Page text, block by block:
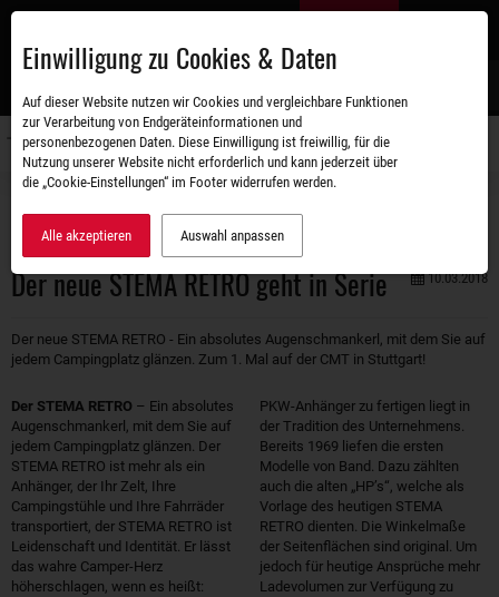
Zum
10.03.2018
Der neue STEMA RETRO geht in Serie
Der neue STEMA RETRO - Ein absolutes Augenschmankerl, mit dem Sie auf
jedem Campingplatz glänzen. Zum 1. Mal auf der CMT in Stuttgart!
Der STEMA RETRO – Ein absolutes
Augenschmankerl, mit dem Sie auf
jedem Campingplatz glänzen. Der
STEMA RETRO ist mehr als ein
Anhänger, der Ihr Zelt, Ihre
Campingstühle und Ihre Fahrräder
transportiert, der STEMA RETRO ist
Leidenschaft und Identität. Er lässt
das wahre Camper-Herz
höherschlagen, wenn es heißt:
PKW-Anhänger zu fertigen liegt in
der Tradition des Unternehmens.
Bereits 1969 liefen die ersten
Modelle von Band. Dazu zählten
auch die alten „HP’s“, welche als
Vorlage des heutigen STEMA
RETRO dienten. Die Winkelmaße
der Seitenflächen sind original. Um
jedoch für heutige Ansprüche mehr
Ladevolumen zur Verfügung zu
Einwilligung zu Cookies & Daten
Auf dieser Website nutzen wir Cookies und vergleichbare Funktionen
zur Verarbeitung von Endgeräteinformationen und
personenbezogenen Daten. Diese Einwilligung ist freiwillig, für die
Nutzung unserer Website nicht erforderlich und kann jederzeit über
die „Cookie-Einstellungen“ im Footer widerrufen werden.
Alle akzeptieren Auswahl anpassen